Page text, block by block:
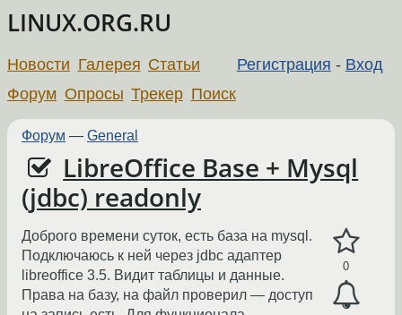
LINUX.ORG.RU
Регистрация - Вход
Новости Галерея Статьи
Форум Опросы Трекер Поиск
Форум — General
LibreOffice Base + Mysql
(jdbc) readonly
0
Доброго времени суток, есть база на mysql.
Подключаюсь к ней через jdbc адаптер
libreoffice 3.5. Видит таблицы и данные.
Права на базу, на файл проверил — доступ